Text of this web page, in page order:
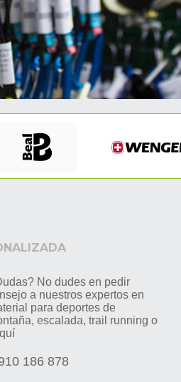
No dudes en pedir
a nuestros expertos en
para deportes de
escalada, trail running o
186 878